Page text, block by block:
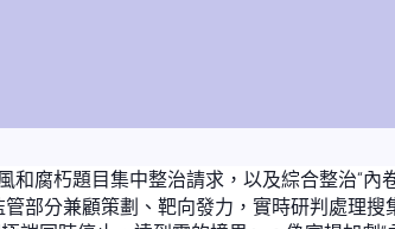
和腐朽題目集中整治請求，以及綜合整治“
部分兼顧策劃、靶向發力，實時研判處理